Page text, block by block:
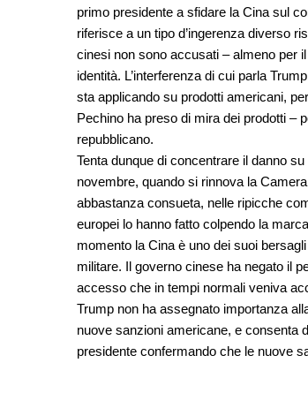
primo presidente a sfidare la Cina sul
riferisce a un tipo d’ingerenza diverso
cinesi non sono accusati – almeno per
identità. L’interferenza di cui parla
sta applicando su prodotti americani,
Pechino ha preso di mira dei prodotti –
repubblicano.
Tenta dunque di concentrare il danno
novembre, quando si rinnova la
abbastanza consueta, nelle ripicche
europei lo hanno fatto colpendo la
momento la Cina è uno dei suoi
militare. Il governo cinese ha negato il
accesso che in tempi normali veniva
Trump non ha assegnato importanza
nuove sanzioni americane, e consenta
presidente confermando che le nuove